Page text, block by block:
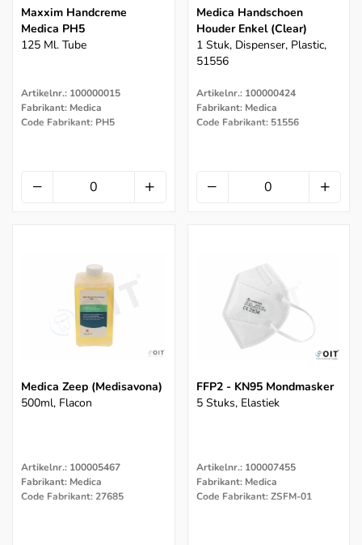
Maxxim Handcreme
Medica PH5
125 Ml. Tube
Artikelnr.: 100000015
Fabrikant: Medica
Code Fabrikant: PH5
Medica Handschoen
Houder Enkel (clear)
1 Stuk, Dispenser, Plastic,
51556
Artikelnr.: 100000424
Fabrikant: Medica
Code Fabrikant: 51556
Medica Zeep (medisavona)
500ml, Flacon
Artikelnr.: 100005467
Fabrikant: Medica
Code Fabrikant: 27685
FFP2 - KN95 Mondmasker
5 Stuks, Elastiek
Artikelnr.: 100007455
Fabrikant: Medica
Code Fabrikant: ZSFM-01